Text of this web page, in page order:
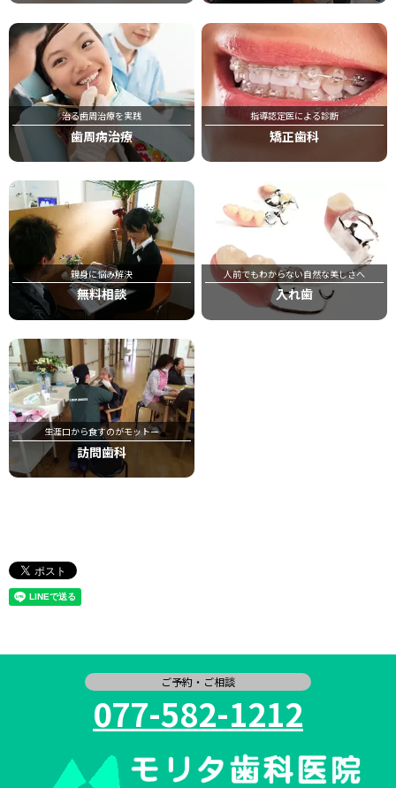
治る歯周治療を実践
歯周病治療
指導認定医による診断
矯正歯科
親身に悩み解決
無料相談
人前でもわからない自然な美しさへ
入れ歯
生涯口から食すのがモットー
訪問歯科
ご予約・ご相談
077-582-1212